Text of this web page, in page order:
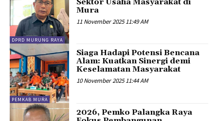
DPRD MURUNG RAYA
Sektor Usaha Masyarakat di
Mura
11 November 2025 11:49 AM
PEMKAB MURA
Siaga Hadapi Potensi Bencana
Alam: Kuatkan Sinergi demi
Keselamatan Masyarakat
10 November 2025 11:44 AM
2026, Pemko Palangka Raya